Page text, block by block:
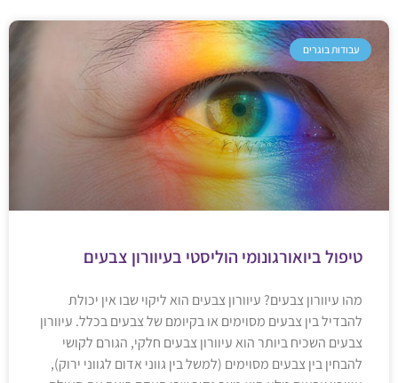
עבודות בוגרים
טיפול ביואורגונומי הוליסטי בעיוורון צבעים
מהו עיוורון צבעים? עיוורון צבעים הוא ליקוי שבו אין יכולת
להבדיל בין צבעים מסוימים או בקיומם של צבעים בכלל. עיוורון
צבעים השכיח ביותר הוא עיוורון צבעים חלקי, הגורם לקושי
להבחין בין צבעים מסוימים (למשל בין גווני אדום לגווני ירוק),